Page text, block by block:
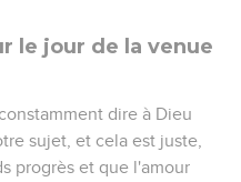
le jour de la venue
dire à Dieu
sujet, et cela est juste,
progrès et que l'amour